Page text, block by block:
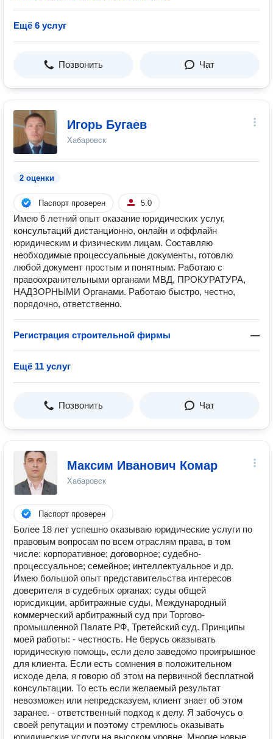
Ещё 6 услуг
Позвонить Чат
Игорь Бугаев
Хабаровск
2 оценки
Паспорт проверен 5.0
Имею 6 летний опыт оказание юридических услуг,
консультаций дистанционно, онлайн и оффлайн
юридическим и физическим лицам. Составляю
необходимые процессуальные документы, готовлю
любой документ простым и понятным. Работаю с
правоохранительными органами МВД, ПРОКУРАТУРА,
НАДЗОРНЫМИ Органами. Работаю быстро, честно,
порядочно, ответственно.
Регистрация строительной фирмы —
Ещё 11 услуг
Позвонить Чат
Максим Иванович Комар
Хабаровск
Паспорт проверен
Более 18 лет успешно оказываю юридические услуги по
правовым вопросам по всем отраслям права, в том
числе: корпоративное; договорное; судебно-
процессуальное; семейное; интеллектуальное и др.
Имею большой опыт представительства интересов
доверителя в судебных органах: суды общей
юрисдикции, арбитражные суды, Международный
коммерческий арбитражный суд при Торгово-
промышленной Палате РФ, Третейский суд. Принципы
моей работы: - честность. Не берусь оказывать
юридическую помощь, если дело заведомо проигрышное
для клиента. Если есть сомнения в положительном
исходе дела, я говорю об этом на первичной бесплатной
консультации. То есть если желаемый результат
невозможен или непредсказуем, клиент знает об этом
заранее. - ответственный подход к делу. Я забочусь о
своей репутации и поэтому стремлюсь оказывать
юридические услуги на высоком уровне. Многие новые